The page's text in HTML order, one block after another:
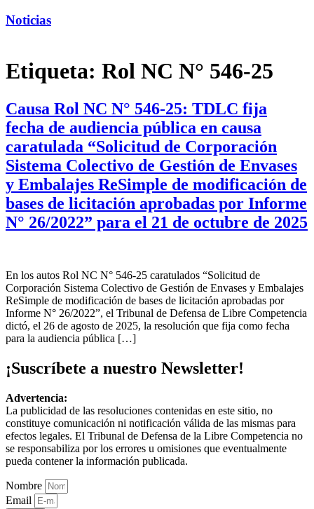
Noticias
Etiqueta: Rol NC N° 546-25
Causa Rol NC N° 546-25: TDLC fija
fecha de audiencia pública en causa
caratulada “Solicitud de Corporación
Sistema Colectivo de Gestión de Envases
y Embalajes ReSimple de modificación de
bases de licitación aprobadas por Informe
N° 26/2022” para el 21 de octubre de 2025
En los autos Rol NC N° 546-25 caratulados “Solicitud de
Corporación Sistema Colectivo de Gestión de Envases y Embalajes
ReSimple de modificación de bases de licitación aprobadas por
Informe N° 26/2022”, el Tribunal de Defensa de Libre Competencia
dictó, el 26 de agosto de 2025, la resolución que fija como fecha
para la audiencia pública […]
¡Suscríbete a nuestro Newsletter!
Advertencia:
La publicidad de las resoluciones contenidas en este sitio, no
constituye comunicación ni notificación válida de las mismas para
efectos legales. El Tribunal de Defensa de la Libre Competencia no
se responsabiliza por los errores u omisiones que eventualmente
pueda contener la información publicada.
Nombre
Email